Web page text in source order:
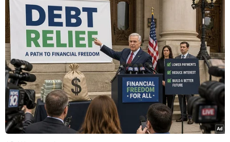
Do tại cơ sở này có nhiều vật liệu dễ cháy như
gỗ, vải nên chỉ trong ít phút lửa đã bao trùm
khu vực rộng.
Theo những người chứng kiến, thời điểm xảy ra
vụ việc, tại Trung tâm có 2 nhân viên bảo vệ đã
kịp thời chạy thoát ra ngoài, hô hoán người dân
hỗ trợ dập lửa.
Sau khi nhận được tin báo, Phòng Cảnh sát